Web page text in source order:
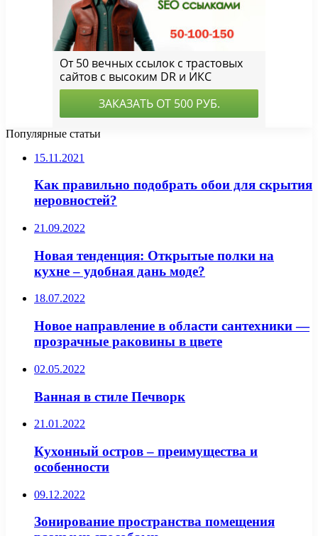
Популярные статьи
15.11.2021
Как правильно подобрать обои для скрытия
неровностей?
21.09.2022
Новая тенденция: Открытые полки на
кухне – удобная дань моде?
18.07.2022
Новое направление в области сантехники —
прозрачные раковины в цвете
02.05.2022
Ванная в стиле Печворк
21.01.2022
Кухонный остров – преимущества и
особенности
09.12.2022
Зонирование пространства помещения